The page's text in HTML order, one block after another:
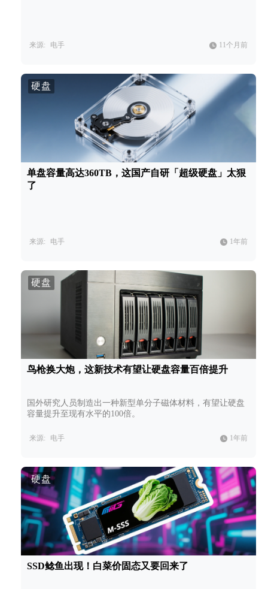
来源: 电手 11个月前
硬盘
单盘容量高达360TB，这国产自研「超级硬盘」太狠
了
来源: 电手 1年前
硬盘
鸟枪换大炮，这新技术有望让硬盘容量百倍提升
国外研究人员制造出一种新型单分子磁体材料，有望让硬盘
容量提升至现有水平的100倍。
来源: 电手 1年前
硬盘
SSD鲶鱼出现！白菜价固态又要回来了